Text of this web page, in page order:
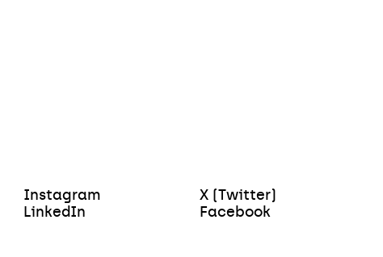
Instagram
LinkedIn
X (Twitter)
Facebook